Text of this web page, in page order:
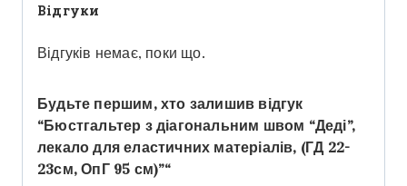
Відгуки
Відгуків немає, поки що.
Будьте першим, хто залишив відгук
“Бюстгальтер з діагональним швом “Деді”,
лекало для еластичних матеріалів, (ГД 22-
23см, ОпГ 95 см)”“